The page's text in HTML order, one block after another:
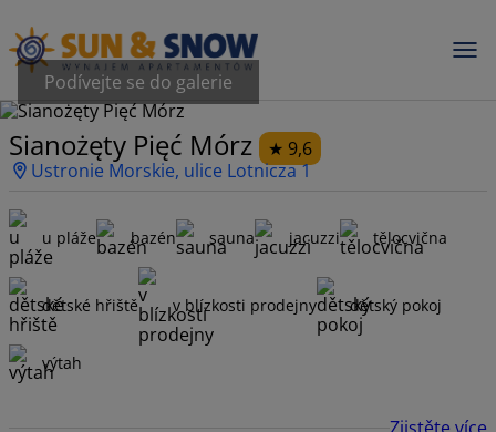
Podívejte se do galerie
Sianożęty Pięć Mórz
9,6
Ustronie Morskie, ulice Lotnicza 1
u pláže bazén sauna jacuzzi tělocvična
dětské hřiště v blízkosti prodejny dětský pokoj
výtah